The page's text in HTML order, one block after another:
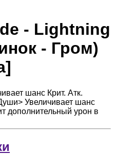
- Lightning
- Гром)
шанс Крит. Атк.
Увеличивает шанс
дополнительный урон в